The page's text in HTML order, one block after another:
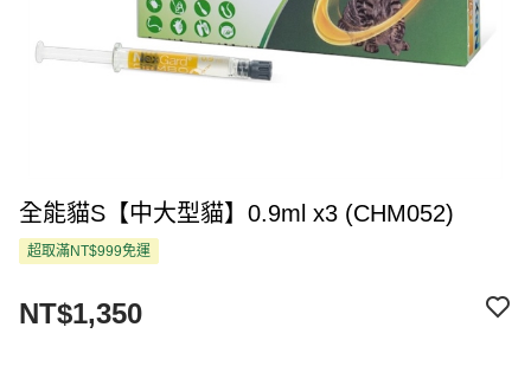
全能貓S【中大型貓】0.9ml x3 (CHM052)
超取滿NT$999免運
NT$1,350